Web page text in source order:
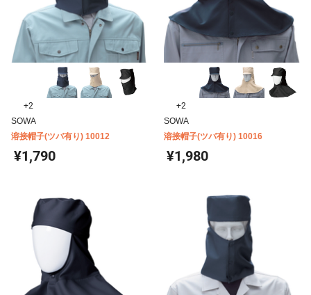
+2
SOWA
溶接帽子(ツバ有り) 10012
¥1,790
+2
SOWA
溶接帽子(ツバ有り) 10016
¥1,980